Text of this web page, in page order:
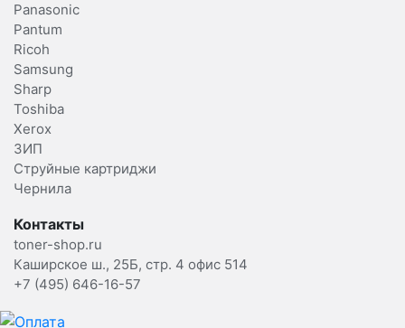
Panasonic
Pantum
Ricoh
Samsung
Sharp
Toshiba
Xerox
ЗИП
Струйные картриджи
Чернила
Контакты
toner-shop.ru
Каширское ш., 25Б, стр. 4 офис 514
+7 (495) 646-16-57